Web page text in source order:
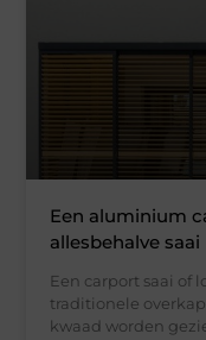
Een aluminium
allesbehalve saai
Een carport saai of
traditionele
kwaad worden